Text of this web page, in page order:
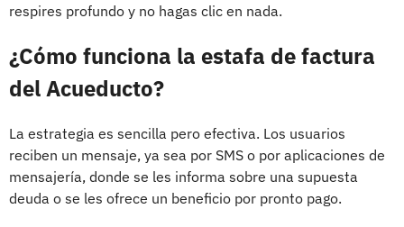
respires profundo y no hagas clic en nada.
¿Cómo funciona la estafa de factura
del Acueducto?
La estrategia es sencilla pero efectiva. Los usuarios
reciben un mensaje, ya sea por SMS o por aplicaciones de
mensajería, donde se les informa sobre una supuesta
deuda o se les ofrece un beneficio por pronto pago.